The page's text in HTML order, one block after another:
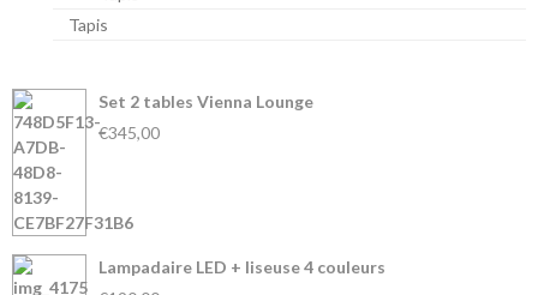
Tapis
Set 2 tables Vienna Lounge
€345,00
Lampadaire LED + liseuse 4 couleurs